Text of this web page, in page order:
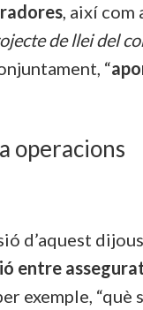
, així com
de llei del
“
operacions
d’aquest
entre
exemple, “què